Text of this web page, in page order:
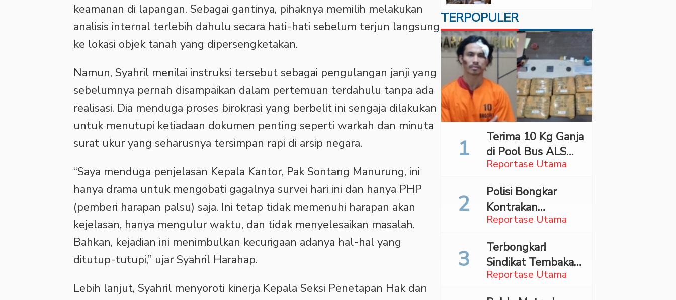
keamanan di lapangan. Sebagai gantinya, pihaknya memilih melakukan
analisis internal terlebih dahulu secara hati-hati sebelum terjun langsung
ke lokasi objek tanah yang dipersengketakan.
Namun, Syahril menilai instruksi tersebut sebagai pengulangan janji yang
sebelumnya pernah disampaikan dalam pertemuan terdahulu tanpa ada
realisasi. Dia menduga proses birokrasi yang berbelit ini sengaja dilakukan
untuk menutupi ketiadaan dokumen penting seperti warkah dan minuta
surat ukur yang seharusnya tersimpan rapi di arsip negara.
“Saya menduga penjelasan Kepala Kantor, Pak Sontang Manurung, ini
hanya drama untuk mengobati gagalnya survei hari ini dan hanya PHP
(pemberi harapan palsu) saja. Ini tetap tidak memenuhi harapan akan
kejelasan, hanya mengulur waktu, dan tidak menyelesaikan masalah.
Bahkan, kejadian ini menimbulkan kecurigaan adanya hal-hal yang
ditutup-tutupi,” ujar Syahril Harahap.
Lebih lanjut, Syahril menyoroti kinerja Kepala Seksi Penetapan Hak dan
di “Indonesian
Brain Forum
2026 UPN
Veteran Jakarta”
TERPOPULER
Reportase Utama
Terima 10 Kg Ganja
di Pool Bus ALS
Surabaya,
Madina Ditangkap
Bareskrim
Reportase Utama
Polisi Bongkar
Kontrakan
Penyimpan 27,96
Reportase Utama
Terbongkar!
Sindikat Tembakau
Sintetis Bermodus